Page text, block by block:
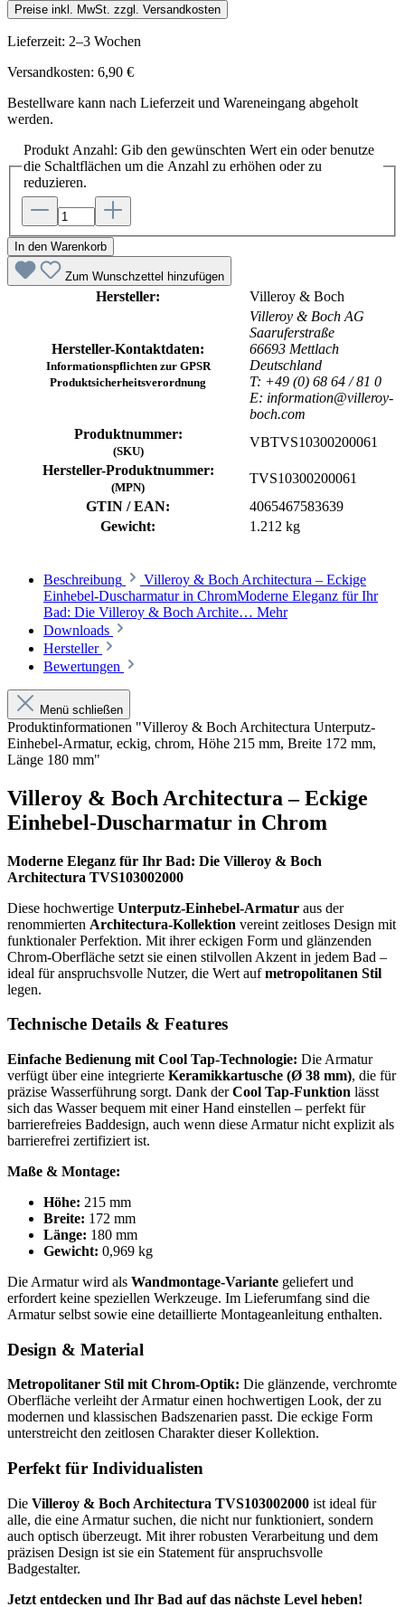
Preise inkl. MwSt. zzgl. Versandkosten
Lieferzeit: 2–3 Wochen
Versandkosten: 6,90 €
Bestellware kann nach Lieferzeit und Wareneingang abgeholt
werden.
Produkt Anzahl: Gib den gewünschten Wert ein oder benutze
die Schaltflächen um die Anzahl zu erhöhen oder zu
reduzieren.
In den Warenkorb
Zum Wunschzettel hinzufügen
Hersteller: Villeroy & Boch
Hersteller-Kontaktdaten:
Informationspflichten zur GPSR
Produktsicherheitsverordnung
Villeroy & Boch AG
Saaruferstraße
66693 Mettlach
Deutschland
T: +49 (0) 68 64 / 81 0
E: information@villeroy-
boch.com
Produktnummer:
(SKU)
VBTVS10300200061
Hersteller-Produktnummer:
(MPN)
TVS10300200061
GTIN / EAN:
4065467583639
Gewicht:
1.212 kg
Beschreibung
Villeroy & Boch Architectura – Eckige
Einhebel-Duscharmatur in ChromModerne Eleganz für Ihr
Bad: Die Villeroy & Boch Archite… Mehr
Downloads
Hersteller
Bewertungen
Menü schließen
Produktinformationen "Villeroy & Boch Architectura Unterputz-
Einhebel-Armatur, eckig, chrom, Höhe 215 mm, Breite 172 mm,
Länge 180 mm"
Villeroy & Boch Architectura – Eckige
Einhebel-Duscharmatur in Chrom
Moderne Eleganz für Ihr Bad: Die Villeroy & Boch
Architectura TVS103002000
Diese hochwertige Unterputz-Einhebel-Armatur aus der
renommierten Architectura-Kollektion vereint zeitloses Design mit
funktionaler Perfektion. Mit ihrer eckigen Form und glänzenden
Chrom-Oberfläche setzt sie einen stilvollen Akzent in jedem Bad –
ideal für anspruchsvolle Nutzer, die Wert aufmetropolitanen Stil
legen.
Technische Details & Features
Einfache Bedienung mit Cool Tap-Technologie: Die Armatur
verfügt über eine integrierte Keramikkartusche (Ø 38 mm), die für
präzise Wasserführung sorgt. Dank derCool Tap-Funktion lässt
sich das Wasser bequem mit einer Hand einstellen – perfekt für
barrierefreies Baddesign, auch wenn diese Armatur nicht explizit als
barrierefrei zertifiziert ist.
Maße & Montage:
Höhe: 215 mm
Breite: 172 mm
Länge: 180 mm
Gewicht: 0,969 kg
Die Armatur wird als Wandmontage-Variante geliefert und
erfordert keine speziellen Werkzeuge. Im Lieferumfang sind die
Armatur selbst sowie eine detaillierte Montageanleitung enthalten.
Design & Material
Metropolitaner Stil mit Chrom-Optik: Die glänzende, verchromte
Oberfläche verleiht der Armatur einen hochwertigen Look, der zu
modernen und klassischen Badszenarien passt. Die eckige Form
unterstreicht den zeitlosen Charakter dieser Kollektion.
Perfekt für Individualisten
Die Villeroy & Boch Architectura TVS103002000 ist ideal für
alle, die eine Armatur suchen, die nicht nur funktioniert, sondern
auch optisch überzeugt. Mit ihrer robusten Verarbeitung und dem
präzisen Design ist sie ein Statement für anspruchsvolle
Badgestalter.
Jetzt entdecken und Ihr Bad auf das nächste Level heben!